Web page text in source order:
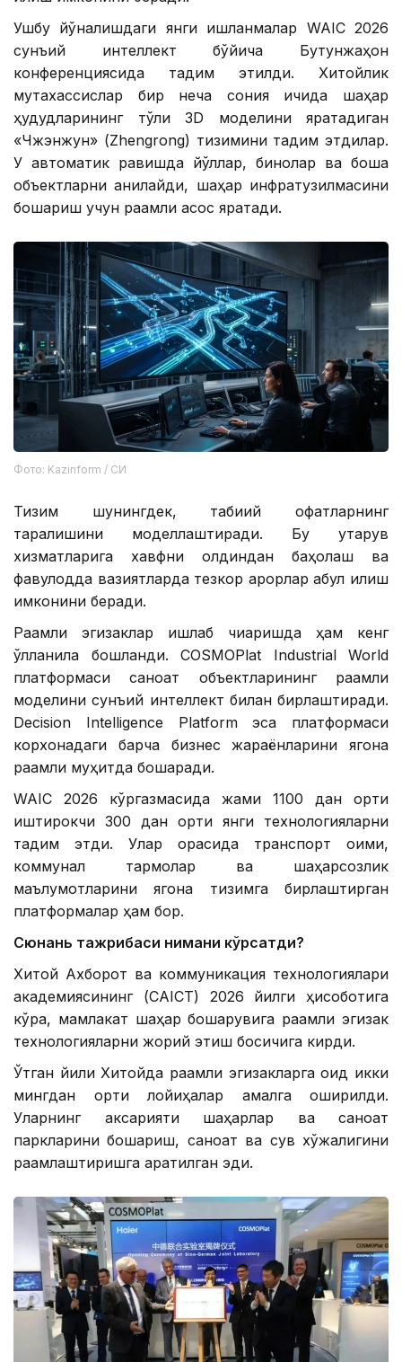
Ушбу йўналишдаги янги ишланмалар WAIC 2026
сунъий интеллект бўйича Бутунжаҳон
конференциясида тақдим этилди. Хитойлик
мутахассислар бир неча сония ичида шаҳар
ҳудудларининг тўлиқ 3D моделини яратадиган
«Чжэнжун» (Zhengrong) тизимини тақдим этдилар.
У автоматик равишда йўллар, бинолар ва бошқа
объектларни аниқлайди, шаҳар инфратузилмасини
бошқариш учун рақамли асос яратади.
Фото: Kazinform / СИ
Тизим шунингдек, табиий офатларнинг
тарқалишини моделлаштиради. Бу қутқарув
хизматларига хавфни олдиндан баҳолаш ва
фавқулодда вазиятларда тезкор қарорлар қабул қилиш
имконини беради.
Рақамли эгизаклар ишлаб чиқаришда ҳам кенг
қўлланила бошланди. COSMOPlat Industrial World
платформаси саноат объектларининг рақамли
моделини сунъий интеллект билан бирлаштиради.
Decision Intelligence Platform эса платформаси
корхонадаги барча бизнес жараёнларини ягона
рақамли муҳитда бошқаради.
WAIC 2026 кўргазмасида жами 1100 дан ортиқ
иштирокчи 300 дан ортиқ янги технологияларни
тақдим этди. Улар орасида транспорт оқими,
коммунал тармоқлар ва шаҳарсозлик
маълумотларини ягона тизимга бирлаштирган
платформалар ҳам бор.
Сюнань тажрибаси нимани кўрсатди?
Хитой Ахборот ва коммуникация технологиялари
академиясининг (CAICT) 2026 йилги ҳисоботига
кўра, мамлакат шаҳар бошқарувига рақамли эгизак
технологияларни жорий этиш босқичига кирди.
Ўтган йили Хитойда рақамли эгизакларга оид икки
мингдан ортиқ лойиҳалар амалга оширилди.
Уларнинг аксарияти шаҳарлар ва саноат
паркларини бошқариш, саноат ва сув хўжалигини
рақамлаштиришга қаратилган эди.